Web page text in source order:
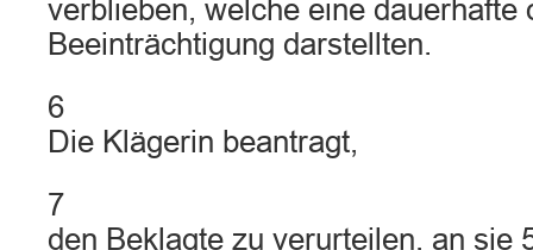
verblieben, welche eine dauerhafte
Beeinträchtigung darstellten.
6
Die Klägerin beantragt,
7
den Beklagte zu verurteilen, an sie